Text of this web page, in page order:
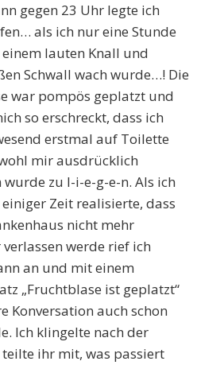
gegen 23 Uhr legte ich
als ich nur eine Stunde
lauten Knall und
Schwall wach wurde…! Die
war pompös geplatzt und
so erschreckt, dass ich
erstmal auf Toilette
mir ausdrücklich
zu l-i-e-g-e-n. Als ich
Zeit realisierte, dass
nicht mehr
werde rief ich
an und mit einem
„Fruchtblase ist geplatzt“
Konversation auch schon
Ich klingelte nach der
teilte ihr mit, was passiert